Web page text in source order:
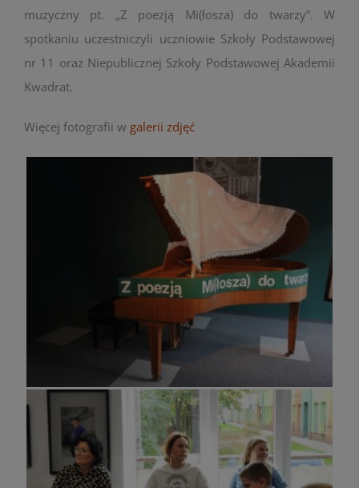
muzyczny pt. „Z poezją Mi(łosza) do twarzy”. W
spotkaniu uczestniczyli uczniowie Szkoły Podstawowej
nr 11 oraz Niepublicznej Szkoły Podstawowej Akademii
Kwadrat.
Więcej fotografii w galerii zdjęć